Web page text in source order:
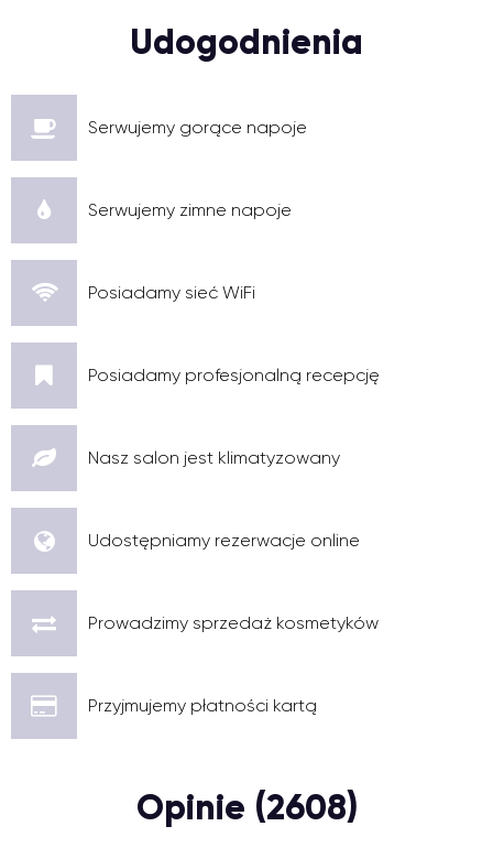
Udogodnienia
Serwujemy gorące napoje
Serwujemy zimne napoje
Posiadamy sieć WiFi
Posiadamy profesjonalną recepcję
Nasz salon jest klimatyzowany
Udostępniamy rezerwacje online
Prowadzimy sprzedaż kosmetyków
Przyjmujemy płatności kartą
Opinie (2608)